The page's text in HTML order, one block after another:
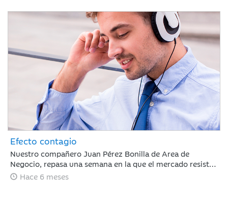
Efecto contagio
Nuestro compañero Juan Pérez Bonilla de Area de
Negocio, repasa una semana en la que el mercado resiste
tras estar condicionado por el 'efecto contagio' entre el
Hace 6 meses